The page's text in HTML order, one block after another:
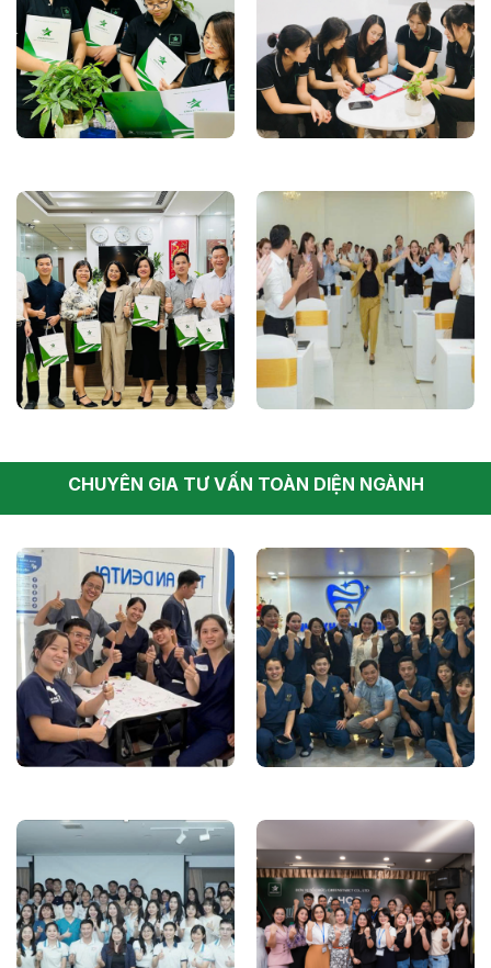
CHUYÊN GIA TƯ VẤN TOÀN DIỆN NGÀNH